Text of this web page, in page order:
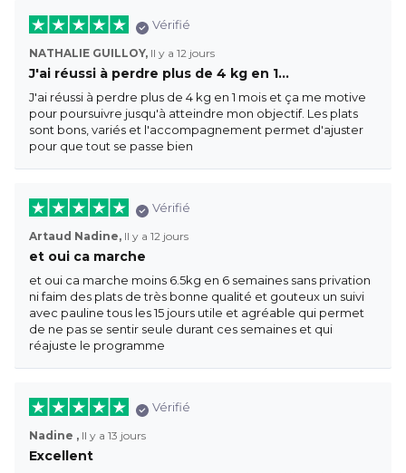
Vérifié
NATHALIE GUILLOY, Il y a 12 jours
J'ai réussi à perdre plus de 4 kg en 1…
J'ai réussi à perdre plus de 4 kg en 1 mois et ça me motive
pour poursuivre jusqu'à atteindre mon objectif. Les plats
sont bons, variés et l'accompagnement permet d'ajuster
pour que tout se passe bien
Vérifié
Artaud Nadine, Il y a 12 jours
et oui ca marche
et oui ca marche moins 6.5kg en 6 semaines sans privation
ni faim des plats de très bonne qualité et gouteux un suivi
avec pauline tous les 15 jours utile et agréable qui permet
de ne pas se sentir seule durant ces semaines et qui
réajuste le programme
Vérifié
Nadine , Il y a 13 jours
Excellent